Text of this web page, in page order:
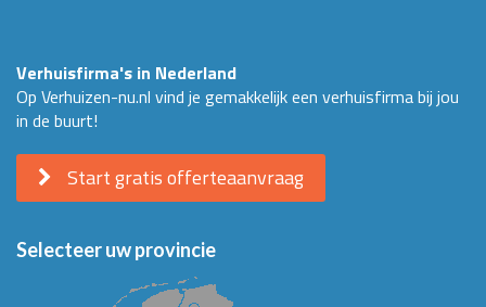
Verhuisfirma's in Nederland
Op Verhuizen-nu.nl vind je gemakkelijk een verhuisfirma bij jou
in de buurt!
Start gratis offerteaanvraag
Selecteer uw provincie